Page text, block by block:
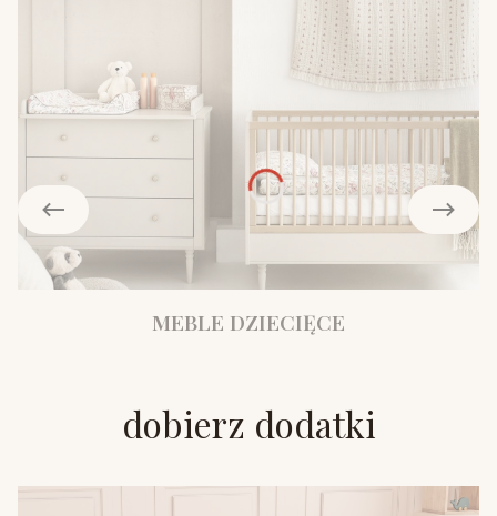
MEBLE DZIECIĘCE
dobierz dodatki